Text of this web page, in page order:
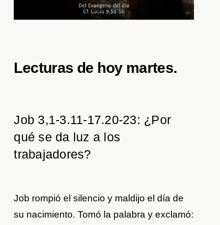
Lecturas de hoy martes.
Job 3,1-3.11-17.20-23: ¿Por
qué se da luz a los
trabajadores?
Job rompió el silencio y maldijo el día de
su nacimiento. Tomó la palabra y exclamó: